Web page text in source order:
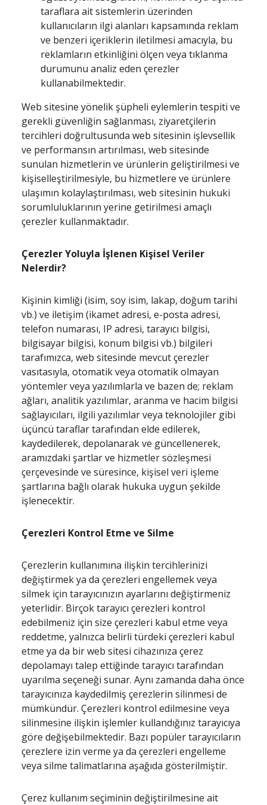
taraflara ait sistemlerin üzerinden
kullanıcıların ilgi alanları kapsamında reklam
ve benzeri içeriklerin iletilmesi amacıyla, bu
reklamların etkinliğini ölçen veya tıklanma
durumunu analiz eden çerezler
kullanabilmektedir.
Web sitesine yönelik şüpheli eylemlerin tespiti ve
gerekli güvenliğin sağlanması, ziyaretçilerin
tercihleri doğrultusunda web sitesinin işlevsellik
ve performansın artırılması, web sitesinde
sunulan hizmetlerin ve ürünlerin geliştirilmesi ve
kişiselleştirilmesiyle, bu hizmetlere ve ürünlere
ulaşımın kolaylaştırılması, web sitesinin hukuki
sorumluluklarının yerine getirilmesi amaçlı
çerezler kullanmaktadır.
Çerezler Yoluyla İşlenen Kişisel Veriler
Nelerdir?
Kişinin kimliği (isim, soy isim, lakap, doğum tarihi
vb.) ve iletişim (ikamet adresi, e-posta adresi,
telefon numarası, IP adresi, tarayıcı bilgisi,
bilgisayar bilgisi, konum bilgisi vb.) bilgileri
tarafımızca, web sitesinde mevcut çerezler
vasıtasıyla, otomatik veya otomatik olmayan
yöntemler veya yazılımlarla ve bazen de; reklam
ağları, analitik yazılımlar, aranma ve hacim bilgisi
sağlayıcıları, ilgili yazılımlar veya teknolojiler gibi
üçüncü taraflar tarafından elde edilerek,
kaydedilerek, depolanarak ve güncellenerek,
aramızdaki şartlar ve hizmetler sözleşmesi
çerçevesinde ve süresince, kişisel veri işleme
şartlarına bağlı olarak hukuka uygun şekilde
işlenecektir.
Çerezleri Kontrol Etme ve Silme
Çerezlerin kullanımına ilişkin tercihlerinizi
değiştirmek ya da çerezleri engellemek veya
silmek için tarayıcınızın ayarlarını değiştirmeniz
yeterlidir. Birçok tarayıcı çerezleri kontrol
edebilmeniz için size çerezleri kabul etme veya
reddetme, yalnızca belirli türdeki çerezleri kabul
etme ya da bir web sitesi cihazınıza çerez
depolamayı talep ettiğinde tarayıcı tarafından
uyarılma seçeneği sunar. Aynı zamanda daha önce
tarayıcınıza kaydedilmiş çerezlerin silinmesi de
mümkündür. Çerezleri kontrol edilmesine veya
silinmesine ilişkin işlemler kullandığınız tarayıcıya
göre değişebilmektedir. Bazı popüler tarayıcıların
çerezlere izin verme ya da çerezleri engelleme
veya silme talimatlarına aşağıda gösterilmiştir.
Çerez kullanım seçiminin değiştirilmesine ait